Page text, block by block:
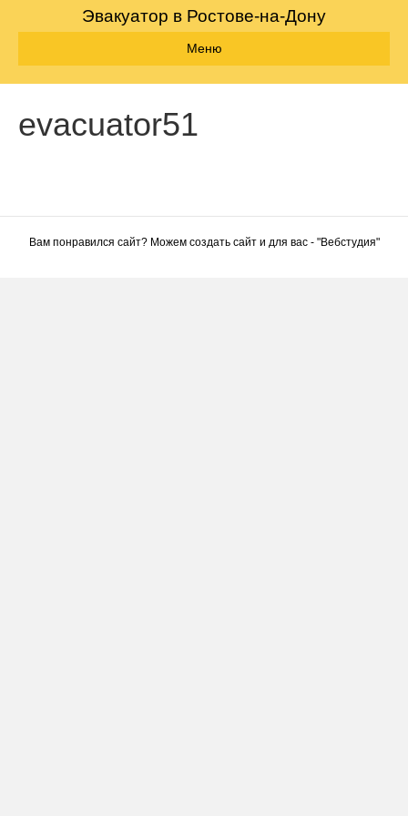
Эвакуатор в Ростове-на-Дону
Меню
evacuator51
Вам понравился сайт? Можем создать сайт и для вас - "Вебстудия"